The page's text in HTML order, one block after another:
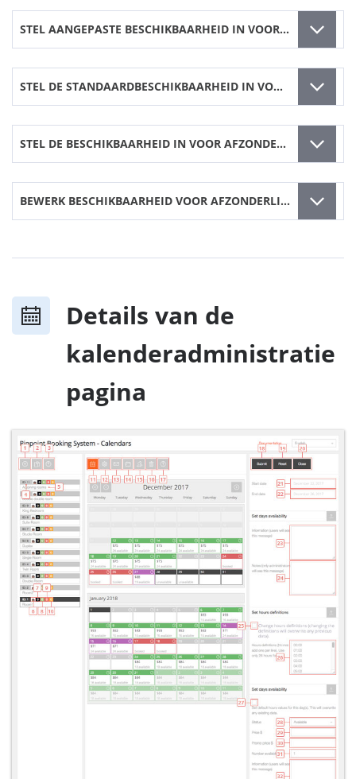
STEL AANGEPASTE BESCHIKBAARHEID IN VOOR UREN IN MEERDERE DAGEN
STEL DE STANDAARDBESCHIKBAARHEID IN VOOR UREN IN DE HELE KALENDER
STEL DE BESCHIKBAARHEID IN VOOR AFZONDERLIJKE UREN VAN EEN GESELECTEERDE DAG
BEWERK BESCHIKBAARHEID VOOR AFZONDERLIJKE UREN VAN EEN GESELECTEERDE DAG
Details van de
kalenderadministratie
pagina